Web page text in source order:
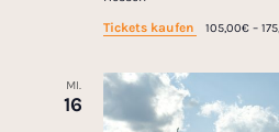
Tickets kaufen
105,00€ –
MI.
16